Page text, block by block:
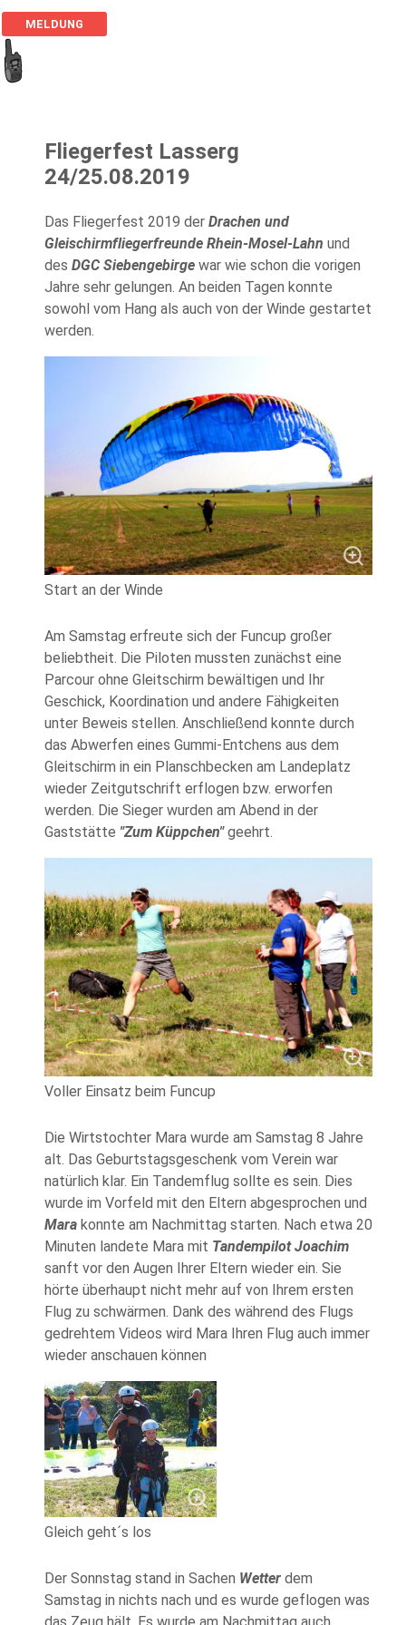
MELDUNG
Fliegerfest Lasserg
24/25.08.2019
Das Fliegerfest 2019 der Drachen und
Gleischirmfliegerfreunde Rhein-Mosel-Lahn und
des DGC Siebengebirge war wie schon die vorigen
Jahre sehr gelungen. An beiden Tagen konnte
sowohl vom Hang als auch von der Winde gestartet
werden.
Start an der Winde
Am Samstag erfreute sich der Funcup großer
beliebtheit. Die Piloten mussten zunächst eine
Parcour ohne Gleitschirm bewältigen und Ihr
Geschick, Koordination und andere Fähigkeiten
unter Beweis stellen. Anschließend konnte durch
das Abwerfen eines Gummi-Entchens aus dem
Gleitschirm in ein Planschbecken am Landeplatz
wieder Zeitgutschrift erflogen bzw. erworfen
werden. Die Sieger wurden am Abend in der
Gaststätte "Zum Küppchen"geehrt.
Voller Einsatz beim Funcup
Die Wirtstochter Mara wurde am Samstag 8 Jahre
alt. Das Geburtstagsgeschenk vom Verein war
natürlich klar. Ein Tandemflug sollte es sein. Dies
wurde im Vorfeld mit den Eltern abgesprochen und
Mara konnte am Nachmittag starten. Nach etwa 20
Minuten landete Mara mit Tandempilot Joachim
sanft vor den Augen Ihrer Eltern wieder ein. Sie
hörte überhaupt nicht mehr auf von Ihrem ersten
Flug zu schwärmen. Dank des während des Flugs
gedrehtem Videos wird Mara Ihren Flug auch immer
wieder anschauen können
Gleich geht´s los
Der Sonnstag stand in Sachen Wetter dem
Samstag in nichts nach und es wurde geflogen was